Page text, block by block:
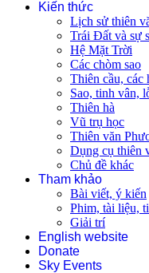
Kiến thức
Lịch sử thiên
Trái Đất và sự
Hệ Mặt Trời
Các chòm sao
Thiên cầu, các
Sao, tinh vân,
Thiên hà
Vũ trụ học
Thiên văn
Dụng cụ thiên
Chủ đề khác
Tham khảo
Bài viết, ý kiến
Phim, tài liệu,
Giải trí
English website
Donate
Sky Events